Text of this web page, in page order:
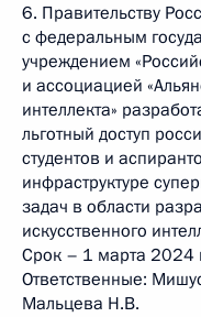
6. Правительству
с федеральным
учреждением
и ассоциацией
интеллекта»
льготный доступ
студентов и
инфраструктуре
задач в области
искусственного
Срок – 1 марта 2024
Ответственные:
Мальцева Н.В.